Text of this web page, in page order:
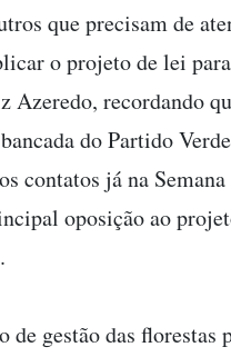
que precisam de
o projeto de lei
Azeredo, recordando
do Partido
contatos já na
oposição ao
de gestão das florestas